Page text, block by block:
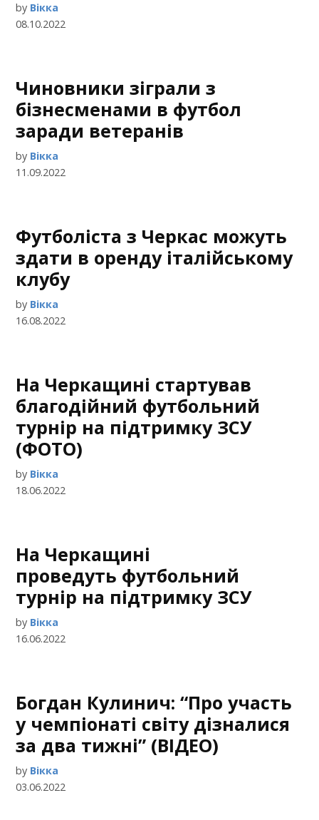
by Вікка
08.10.2022
Чиновники зіграли з
бізнесменами в футбол
заради ветеранів
by Вікка
11.09.2022
Футболіста з Черкас можуть
здати в оренду італійському
клубу
by Вікка
16.08.2022
На Черкащині стартував
благодійний футбольний
турнір на підтримку ЗСУ
(ФОТО)
by Вікка
18.06.2022
На Черкащині
проведуть футбольний
турнір на підтримку ЗСУ
by Вікка
16.06.2022
Богдан Кулинич: “Про участь
у чемпіонаті світу дізналися
за два тижні” (ВІДЕО)
by Вікка
03.06.2022